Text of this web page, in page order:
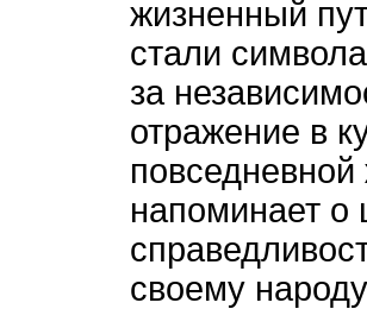
жизненный
стали
за
отражение в
напоминает о
своему